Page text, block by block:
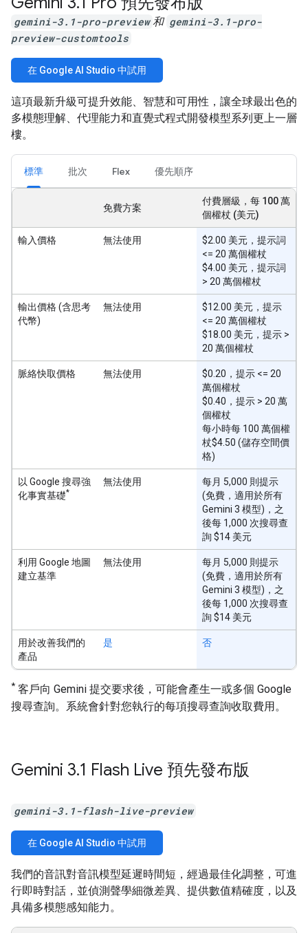
gemini-3.1-pro-preview 和 gemini-3.1-pro-
preview-customtools
在 Google AI Studio 中試用
這項最新升級可提升效能、智慧和可用性，讓全球最出色的
多模態理解、代理能力和直覺式程式開發模型系列更上一層
樓。
標準 批次 Flex 優先順序
免費方案
付費層級，每 100 萬
個權杖 (美元)
輸入價格 無法使用
$2.00 美元，提示詞
<= 20 萬個權杖
$4.00 美元，提示詞
> 20 萬個權杖
輸出價格 (含思考
代幣)
無法使用
$12.00 美元，提示
<= 20 萬個權杖
$18.00 美元，提示 >
20 萬個權杖
脈絡快取價格 無法使用
$0.20，提示 <= 20
萬個權杖
$0.40，提示 > 20 萬
個權杖
每小時每 100 萬個權
杖$4.50 (儲存空間價
格)
以 Google 搜尋強
化事實基礎*
無法使用
每月 5,000 則提示
(免費，適用於所有
Gemini 3 模型)，之
後每 1,000 次搜尋查
詢 $14 美元
利用 Google 地圖
建立基準
無法使用
每月 5,000 則提示
(免費，適用於所有
Gemini 3 模型)，之
後每 1,000 次搜尋查
詢 $14 美元
用於改善我們的
產品
是 否
* 客戶向 Gemini 提交要求後，可能會產生一或多個 Google
搜尋查詢。系統會針對您執行的每項搜尋查詢收取費用。
Gemini 3.1 Flash Live 預先發布版
gemini-3.1-flash-live-preview
在 Google AI Studio 中試用
我們的音訊對音訊模型延遲時間短，經過最佳化調整，可進
行即時對話，並偵測聲學細微差異、提供數值精確度，以及
具備多模態感知能力。